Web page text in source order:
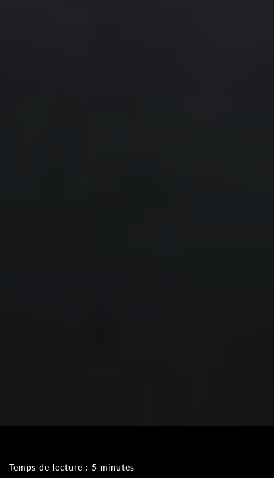
Temps de lecture : 5 minutes